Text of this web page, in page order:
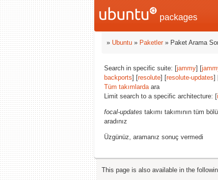
packages
» Ubuntu » Paketler» Paket Arama
Search in specific suite: [jammy] [
backports] [resolute] [resolute-updates]
Tüm takımlardaara
Limit search to a specific architecture: [
focal-updates takımı takımının tüm
aradınız
Üzgünüz, aramanız sonuç vermedi
This page is also available in the